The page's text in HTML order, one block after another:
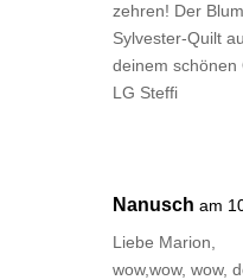
zehren! Der
Sylvester-Quilt
deinem schönen
LG Steffi
Nanusch am
Liebe Marion,
wow,wow, wow,